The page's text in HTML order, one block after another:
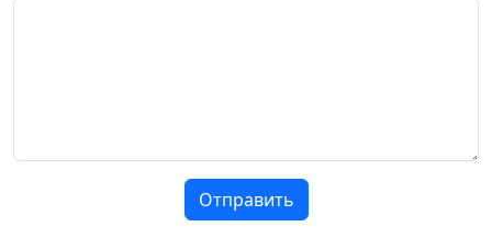
Отправить